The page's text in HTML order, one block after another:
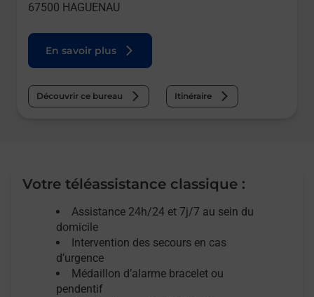
67500 HAGUENAU
En savoir plus
Découvrir ce bureau Itinéraire
Votre téléassistance classique :
Assistance 24h/24 et 7j/7 au sein du
domicile
Intervention des secours en cas
d’urgence
Médaillon d’alarme bracelet ou
pendentif